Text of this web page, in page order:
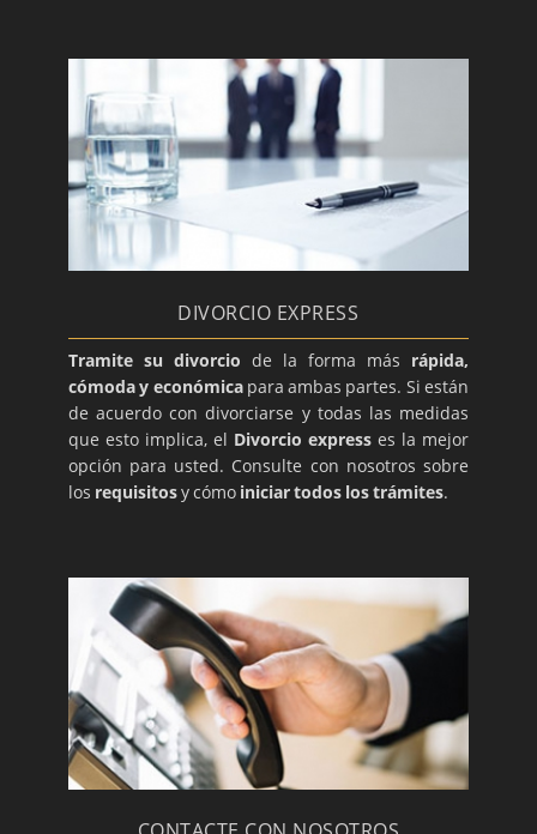
DIVORCIO EXPRESS
Tramite su divorcio de la forma más rápida,
cómoda y económicapara ambas partes. Si están
de acuerdo con divorciarse y todas las medidas
que esto implica, el Divorcio expresses la mejor
opción para usted. Consulte con nosotros sobre
los requisitosy cómo iniciar todos los trámites.